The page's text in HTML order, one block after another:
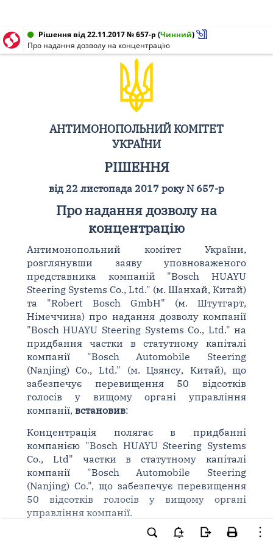
Рішення від 22.11.2017 № 657-р (Чинний)
Про надання дозволу на концентрацію
АНТИМОНОПОЛЬНИЙ КОМІТЕТ
УКРАЇНИ
РІШЕННЯ
від 22 листопада 2017 року N 657-р
Про надання дозволу на
концентрацію
Антимонопольний комітет України,
розглянувши заяву уповноваженого
представника компаній "Bosch HUAYU
Steering Systems Co., Ltd." (м. Шанхай, Китай)
та "Robert Bosch GmbH" (м. Штутгарт,
Німеччина) про надання дозволу компанії
"Bosch HUAYU Steering Systems Co., Ltd." на
придбання частки в статутному капіталі
компанії "Bosch Automobile Steering
(Nanjing) Co., Ltd." (м. Цзянсу, Китай), що
забезпечує перевищення 50 відсотків
голосів у вищому органі управління
компанії, встановив:
Концентрація полягає в придбанні
компанією "Bosch HUAYU Steering Systems
Co., Ltd" частки в статутному капіталі
компанії "Bosch Automobile Steering
(Nanjing) Co.", що забезпечує перевищення
50 відсотків голосів у вищому органі
управління компанії.
За інформацією заявників: